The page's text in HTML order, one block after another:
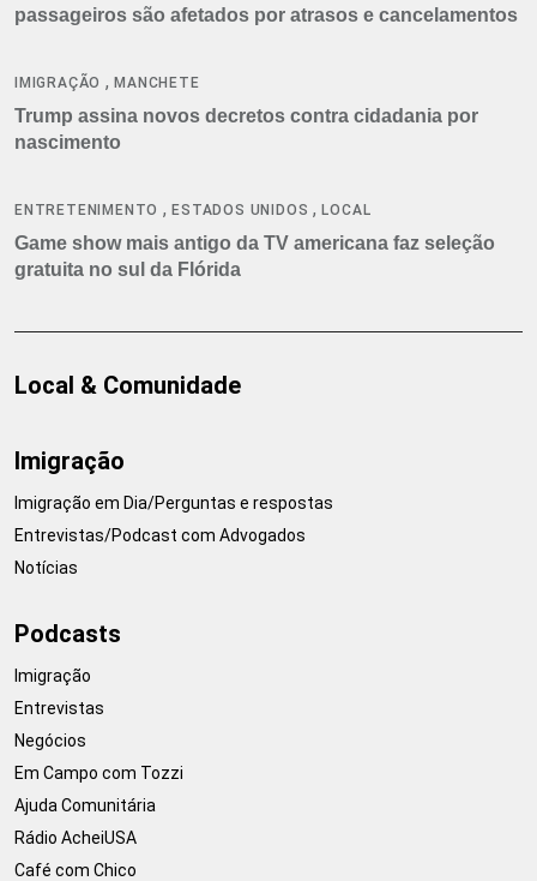
passageiros são afetados por atrasos e cancelamentos
IMIGRAÇÃO ,MANCHETE
Trump assina novos decretos contra cidadania por
nascimento
ENTRETENIMENTO ,ESTADOS UNIDOS ,LOCAL
Game show mais antigo da TV americana faz seleção
gratuita no sul da Flórida
Local & Comunidade
Imigração
Imigração em Dia/Perguntas e respostas
Entrevistas/Podcast com Advogados
Notícias
Podcasts
Imigração
Entrevistas
Negócios
Em Campo com Tozzi
Ajuda Comunitária
Rádio AcheiUSA
Café com Chico